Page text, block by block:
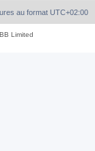
au format UTC+02:00
Limited